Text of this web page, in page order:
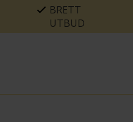
BRETT
UTBUD